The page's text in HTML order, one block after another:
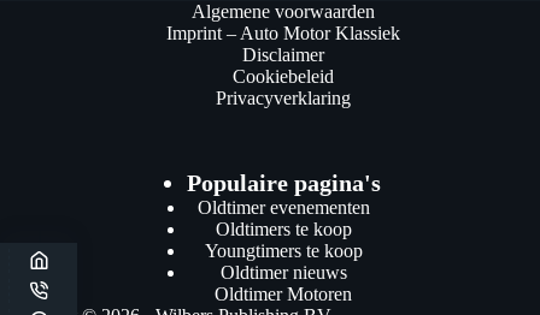
Algemene voorwaarden
Imprint – Auto Motor Klassiek
Disclaimer
Cookiebeleid
Privacyverklaring
Populaire pagina's
Oldtimer evenementen
Oldtimers te koop
Youngtimers te koop
Oldtimer nieuws
Oldtimer Motoren